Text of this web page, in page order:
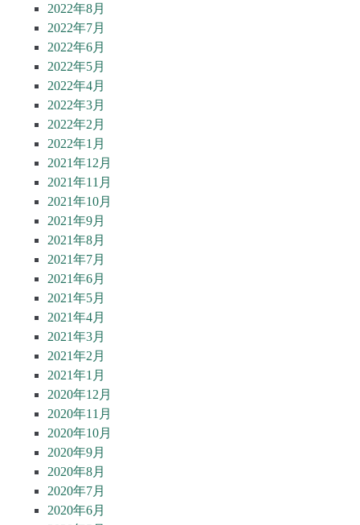
2022年8月
2022年7月
2022年6月
2022年5月
2022年4月
2022年3月
2022年2月
2022年1月
2021年12月
2021年11月
2021年10月
2021年9月
2021年8月
2021年7月
2021年6月
2021年5月
2021年4月
2021年3月
2021年2月
2021年1月
2020年12月
2020年11月
2020年10月
2020年9月
2020年8月
2020年7月
2020年6月